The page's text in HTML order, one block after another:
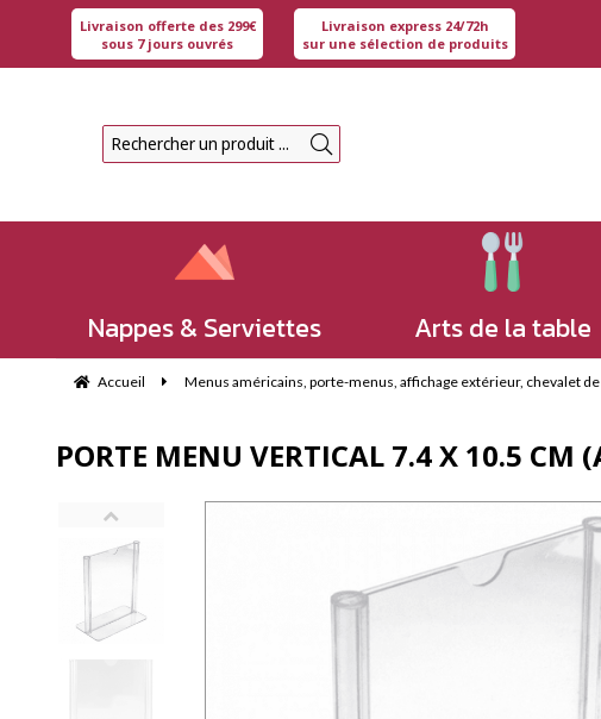
Nappes & Serviettes Arts de la table
Accueil Menus américains, porte-menus, affichage extérieur, chevalet de
PORTE MENU VERTICAL 7.4 X 10.5 CM
Livraison offerte des 299€
sous 7 jours ouvrés
Livraison express 24/72h
sur une sélection de produits